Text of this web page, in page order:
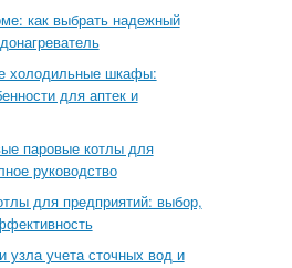
как выбрать надежный
холодильные шкафы:
для аптек и
паровые котлы для
руководство
для предприятий: выбор,
узла учета сточных вод и